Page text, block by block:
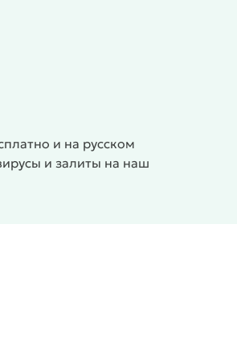
и на русском
и залиты на наш